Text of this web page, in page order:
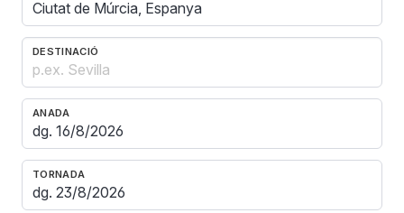
DESTINACIÓ
ANADA
TORNADA